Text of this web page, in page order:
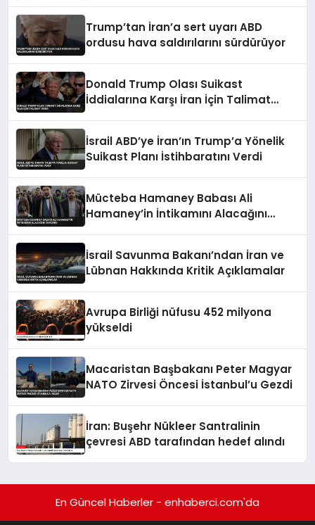
Trump’tan İran’a sert uyarı ABD
ordusu hava saldırılarını sürdürüyor
Donald Trump Olası Suikast
İddialarına Karşı İran İçin Talimat
İsrail ABD’ye İran’ın Trump’a Yönelik
Suikast Planı İstihbaratını Verdi
Mücteba Hamaney Babası Ali
Hamaney’in İntikamını Alacağını
İsrail Savunma Bakanı’ndan İran ve
Lübnan Hakkında Kritik Açıklamalar
Avrupa Birliği nüfusu 452 milyona
yükseldi
Macaristan Başbakanı Peter Magyar
NATO Zirvesi Öncesi İstanbul’u Gezdi
İran: Buşehr Nükleer Santralinin
çevresi ABD tarafından hedef alındı
En Güncel Haberler - enhaberci.com'da